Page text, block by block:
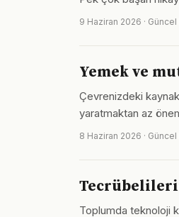
9 Haziran 2026 ·
Yemek ve
Çevrenizdeki
yaratmaktan az
8 Haziran 2026 ·
Toplumda teknoloji